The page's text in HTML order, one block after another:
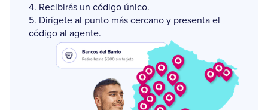
4. Recibirás un código único.
5. Dirígete al punto más cercano y presenta el
código al agente.